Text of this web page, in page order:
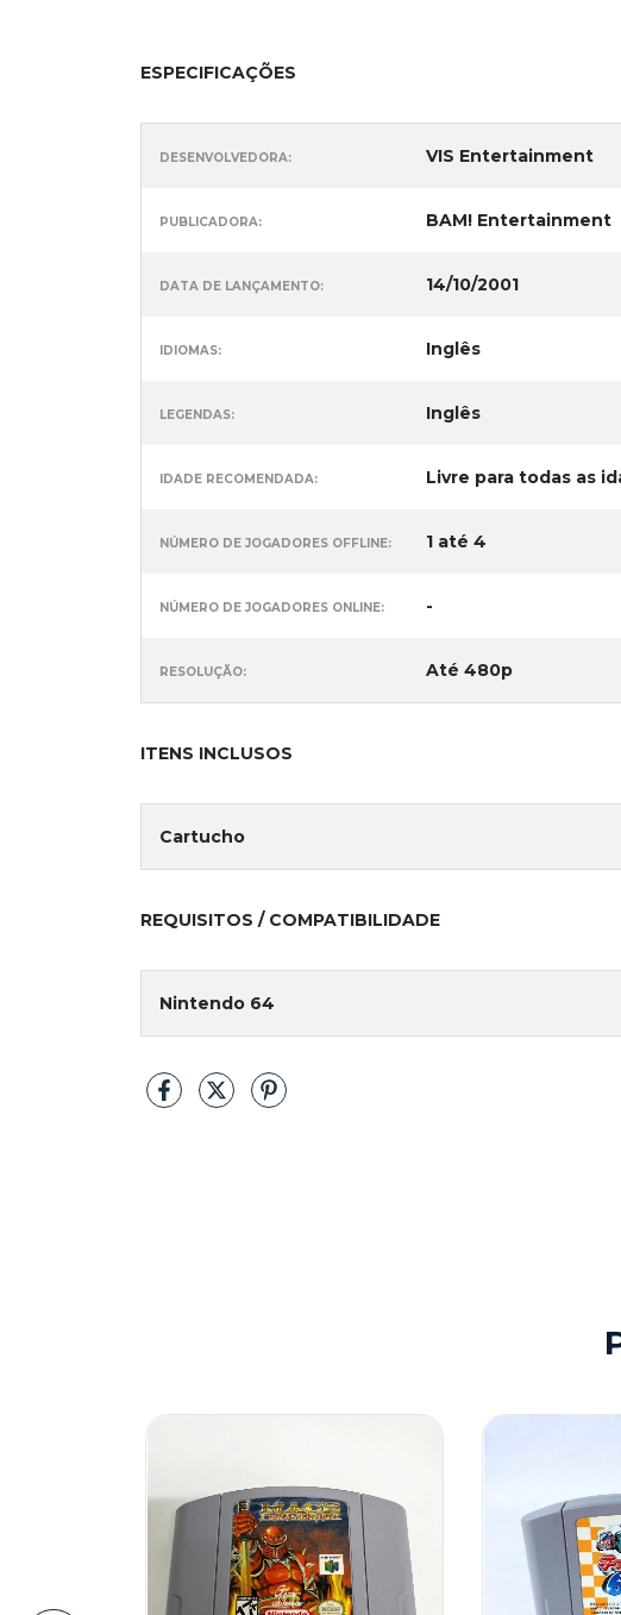
ESPECIFICAÇÕES
DESENVOLVEDORA: VIS Entertainment
PUBLICADORA: BAM! Entertainment
DATA DE LANÇAMENTO: 14/10/2001
IDIOMAS: Inglês
LEGENDAS: Inglês
IDADE RECOMENDADA: Livre para todas as
NÚMERO DE JOGADORES OFFLINE: 1 até 4
NÚMERO DE JOGADORES ONLINE: -
RESOLUÇÃO: Até 480p
ITENS INCLUSOS
Cartucho
REQUISITOS / COMPATIBILIDADE
Nintendo 64